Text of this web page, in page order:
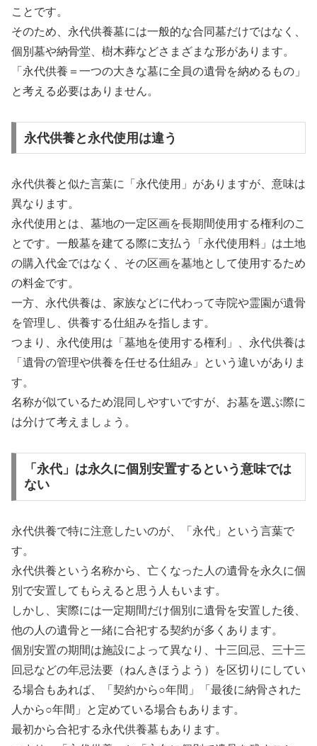
ことです。
そのため、永代供養墓には一般的な合同墓だけではなく、
個別墓や納骨堂、樹木葬などさまざまな形があります。
「永代供養＝一つの大きな墓に全員の遺骨を納めるもの」
と考える必要はありません。
永代供養と永代使用は違う
永代供養と似た言葉に「永代使用」がありますが、意味は
異なります。
永代使用とは、墓地の一定区画を長期間使用する権利のこ
とです。一般墓を建てる際に支払う「永代使用料」は土地
の購入代金ではなく、その区画を墓地として使用するため
の料金です。
一方、永代供養は、家族などに代わって寺院や霊園が遺骨
を管理し、供養する仕組みを指します。
つまり、永代使用は「墓地を使用する権利」、永代供養は
「遺骨の管理や供養を任せる仕組み」という違いがありま
す。
名称が似ているため混同しやすいですが、お墓を選ぶ際に
は分けて考えましょう。
「永代」は永久に個別安置するという意味では
ない
永代供養で特に注意したいのが、「永代」という言葉で
す。
永代供養という名称から、亡くなった人の遺骨を永久に個
別で安置してもらえると思う人もいます。
しかし、実際には一定期間だけ個別に遺骨を安置した後、
他の人の遺骨と一緒に合祀する契約が多くあります。
個別安置の期間は施設によって異なり、十三回忌、三十三
回忌などの年忌法要（ねんきほうよう）を区切りにしてい
る場合もあれば、「契約から○年間」「最後に納骨された
人から○年間」と定めている場合もあります。
最初から合祀する永代供養墓もあります。